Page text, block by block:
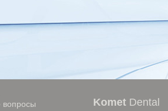
вопросы
Komet Dental